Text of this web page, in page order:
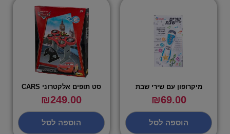
מיקרופון עם שירי שבת
₪69.00
הוספה לסל
סט תופים אלקטרוני CARS
₪249.00
הוספה לסל